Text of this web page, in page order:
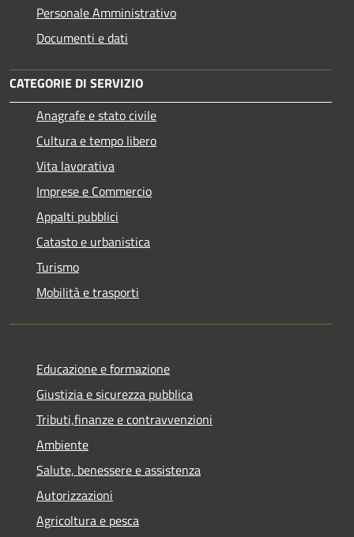
Personale Amministrativo
Documenti e dati
CATEGORIE DI SERVIZIO
Anagrafe e stato civile
Cultura e tempo libero
Vita lavorativa
Imprese e Commercio
Appalti pubblici
Catasto e urbanistica
Turismo
Mobilità e trasporti
Educazione e formazione
Giustizia e sicurezza pubblica
Tributi,finanze e contravvenzioni
Ambiente
Salute, benessere e assistenza
Autorizzazioni
Agricoltura e pesca